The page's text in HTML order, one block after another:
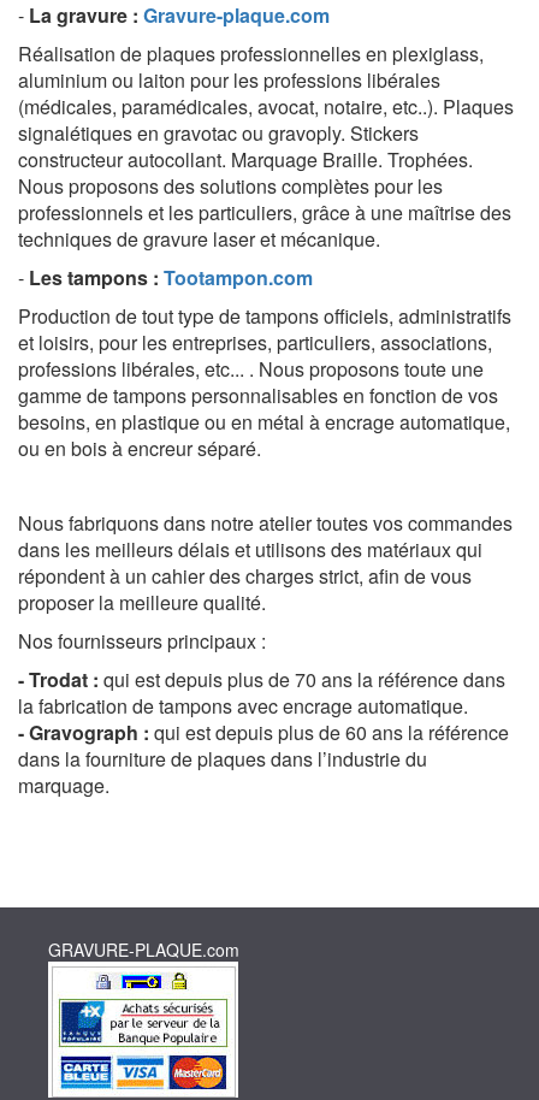
- La gravure : Gravure-plaque.com
Réalisation de plaques professionnelles en plexiglass,
aluminium ou laiton pour les professions libérales
(médicales, paramédicales, avocat, notaire, etc..). Plaques
signalétiques en gravotac ou gravoply. Stickers
constructeur autocollant. Marquage Braille. Trophées.
Nous proposons des solutions complètes pour les
professionnels et les particuliers, grâce à une maîtrise des
techniques de gravure laser et mécanique.
- Les tampons : Tootampon.com
Production de tout type de tampons officiels, administratifs
et loisirs, pour les entreprises, particuliers, associations,
professions libérales, etc... . Nous proposons toute une
gamme de tampons personnalisables en fonction de vos
besoins, en plastique ou en métal à encrage automatique,
ou en bois à encreur séparé.
Nous fabriquons dans notre atelier toutes vos commandes
dans les meilleurs délais et utilisons des matériaux qui
répondent à un cahier des charges strict, afin de vous
proposer la meilleure qualité.
Nos fournisseurs principaux :
- Trodat : qui est depuis plus de 70 ans la référence dans
la fabrication de tampons avec encrage automatique.
- Gravograph : qui est depuis plus de 60 ans la référence
dans la fourniture de plaques dans l’industrie du
marquage.
GRAVURE-PLAQUE.com